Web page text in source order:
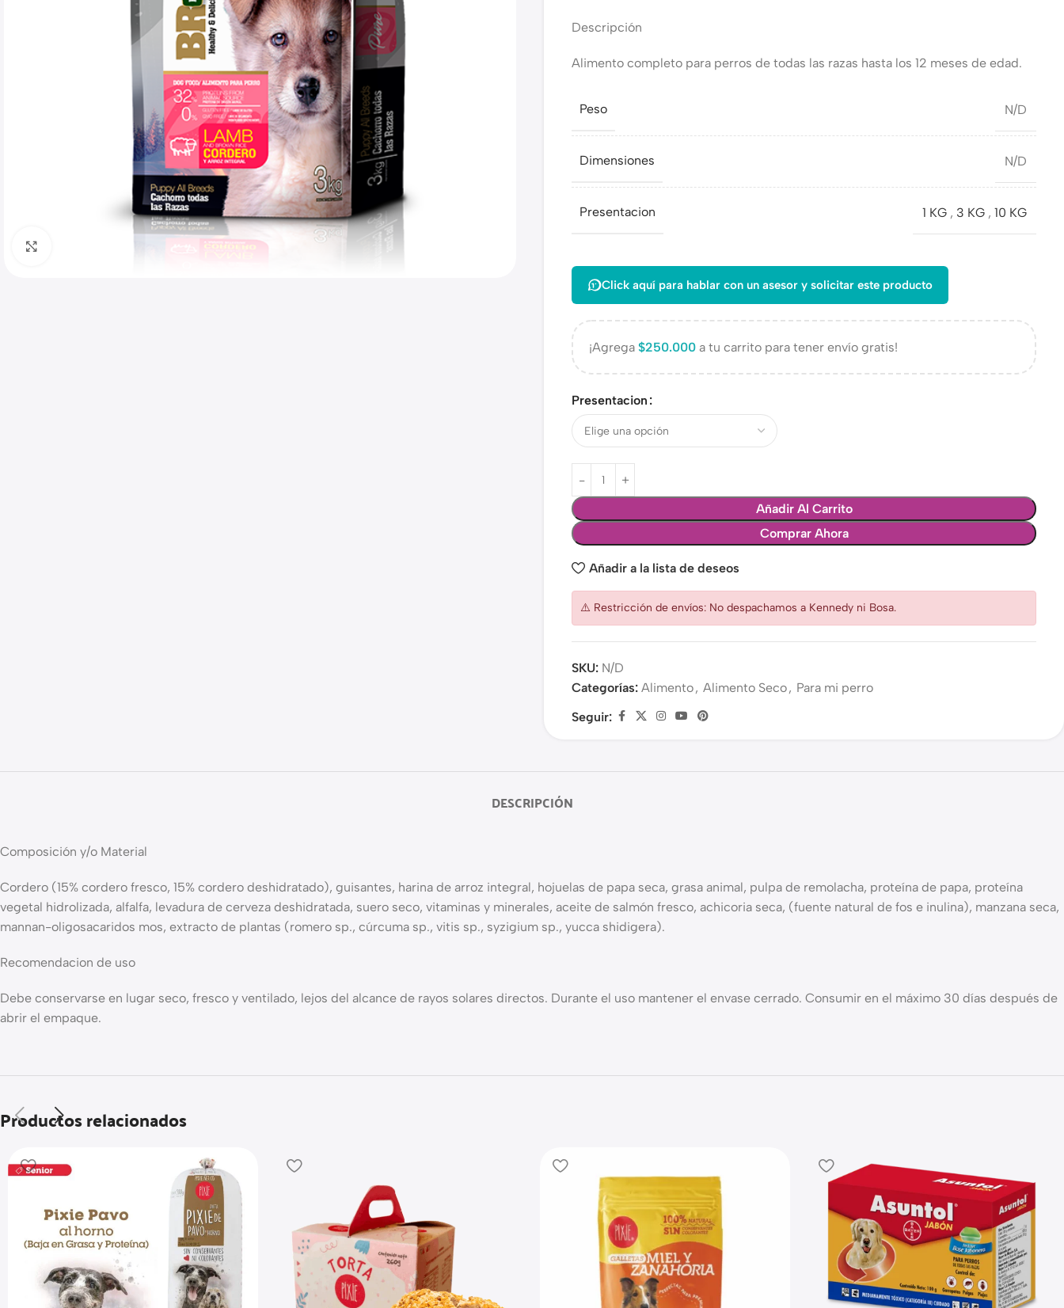
Descripción
Alimento completo para perros de todas las razas hasta los 12 meses de edad.
Peso N/D
Dimensiones N/D
Presentacion 1 KG , 3 KG , 10 KG
Click aquí para hablar con un asesor y solicitar este producto
¡Agrega $250.000 a tu carrito para tener envío gratis!
Presentacion
Añadir Al Carrito
Comprar Ahora
Añadir a la lista de deseos
⚠️ Restricción de envíos: No despachamos a Kennedy ni Bosa.
SKU: N/D
Categorías: Alimento, Alimento Seco, Para mi perro
Seguir:
DESCRIPCIÓN
Composición y/o Material
Cordero (15% cordero fresco, 15% cordero deshidratado), guisantes, harina de arroz integral, hojuelas de papa seca, grasa animal, pulpa de remolacha, proteína de papa, proteína
vegetal hidrolizada, alfalfa, levadura de cerveza deshidratada, suero seco, vitaminas y minerales, aceite de salmón fresco, achicoria seca, (fuente natural de fos e inulina), manzana seca,
mannan-oligosacaridos mos, extracto de plantas (romero sp., cúrcuma sp., vitis sp., syzigium sp., yucca shidigera).
Recomendacion de uso
Debe conservarse en lugar seco, fresco y ventilado, lejos del alcance de rayos solares directos. Durante el uso mantener el envase cerrado. Consumir en el máximo 30 días después de
abrir el empaque.
Productos relacionados